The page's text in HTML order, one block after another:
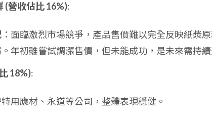
(營收佔比 16%):
：面臨激烈市場競爭，產品售價難以完全反映紙漿
年初雖嘗試調漲售價，但未能成功，是未來需持
18%):
用應材、永道等公司，整體表現穩健。